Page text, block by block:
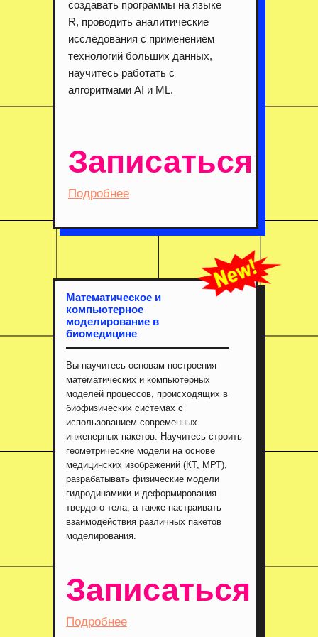
создавать программы на языке
R, проводить аналитические
исследования с применением
технологий больших данных,
научитесь работать с
алгоритмами AI и ML.
Записаться
Подробнее
Вы научитесь основам построения
математических и компьютерных
моделей процессов, происходящих в
биофизических системах с
использованием современных
инженерных пакетов. Научитесь строить
геометрические модели на основе
медицинских изображений (КТ, МРТ),
разрабатывать физические модели
гидродинамики и деформирования
твердого тела, а также настраивать
взаимодействия различных пакетов
моделирования.
Математическое и
компьютерное
моделирование в
биомедицине
Записаться
Подробнее